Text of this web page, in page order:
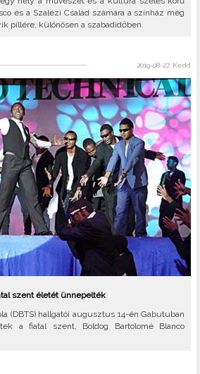
és a Szalézi Család számára a színház még
pillére, különösen a szabadidőben.
2019-08-27, Kedd
szent életét ünnepelték
(DBTS) hallgatói augusztus 14-én Gabutuban
a fiatal szent, Boldog Bartolomé Blanco